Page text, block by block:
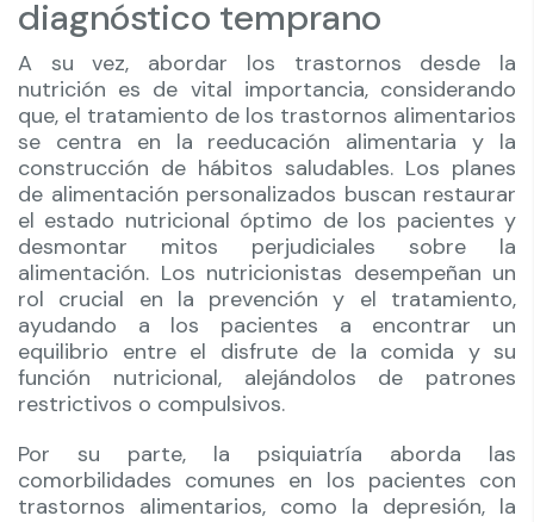
diagnóstico temprano
A su vez, abordar los trastornos desde la
nutrición es de vital importancia, considerando
que, el tratamiento de los trastornos alimentarios
se centra en la reeducación alimentaria y la
construcción de hábitos saludables. Los planes
de alimentación personalizados buscan restaurar
el estado nutricional óptimo de los pacientes y
desmontar mitos perjudiciales sobre la
alimentación. Los nutricionistas desempeñan un
rol crucial en la prevención y el tratamiento,
ayudando a los pacientes a encontrar un
equilibrio entre el disfrute de la comida y su
función nutricional, alejándolos de patrones
restrictivos o compulsivos.
Por su parte, la psiquiatría aborda las
comorbilidades comunes en los pacientes con
trastornos alimentarios, como la depresión, la